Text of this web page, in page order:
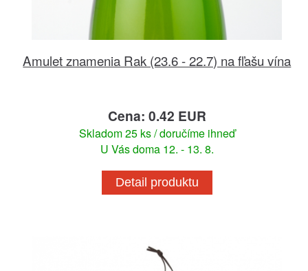
Amulet znamenia Rak (23.6 - 22.7) na fľašu vína
Cena: 0.42 EUR
Skladom 25 ks / doručíme ihneď
U Vás doma 12. - 13. 8.
Detail produktu